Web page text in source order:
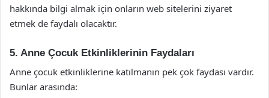
hakkında bilgi almak için onların web sitelerini ziyaret
etmek de faydalı olacaktır.
5. Anne Çocuk Etkinliklerinin Faydaları
Anne çocuk etkinliklerine katılmanın pek çok faydası vardır.
Bunlar arasında: